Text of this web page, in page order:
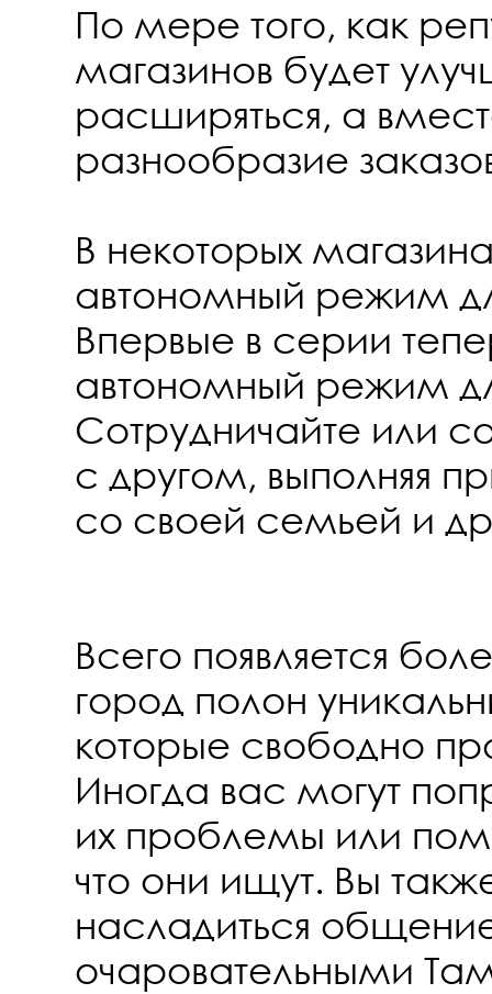
По мере того, как
магазинов будет
расширяться, а
разнообразие
В некоторых
автономный режим
Впервые в серии
автономный режим
Сотрудничайте или
с другом, выполняя
со своей семьей и
Всего появляется
город полон
которые свободно
Иногда вас могут
их проблемы или
что они ищут. Вы
насладиться
очаровательными